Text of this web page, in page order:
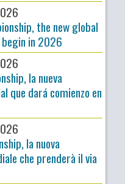
the new global
in 2026
la nueva
que dará comienzo en
la nuova
che prenderà il via